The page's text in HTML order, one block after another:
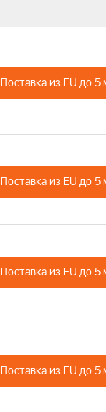
Поставка из EU до
Поставка из EU до
Поставка из EU до
Поставка из EU до